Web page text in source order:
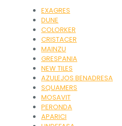
EXAGRES
DUNE
COLORKER
CRISTACER
MAINZU
GRESPANIA
NEW TILES
AZULEJOS BENADRESA
SQUAMERS
MOSAVIT
PERONDA
APARICI